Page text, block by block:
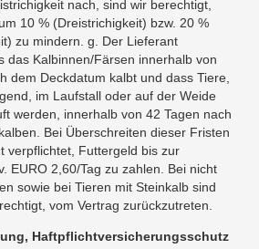
nach, sind wir berechtigt,
10 % (Dreistrichigkeit) bzw. 20 %
zu mindern. g. Der Lieferant
das Kalbinnen/Färsen innerhalb von
dem Deckdatum kalbt und dass Tiere,
im Laufstall oder auf der Weide
werden, innerhalb von 42 Tagen nach
Bei Überschreiten dieser Fristen
verpflichtet, Futtergeld bis zur
EURO 2,60/Tag zu zahlen. Bei nicht
sowie bei Tieren mit Steinkalb sind
vom Vertrag zurückzutreten.
Haftpflichtversicherungsschutz